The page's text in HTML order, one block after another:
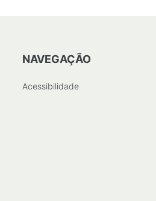
NAVEGAÇÃO
Acessibilidade